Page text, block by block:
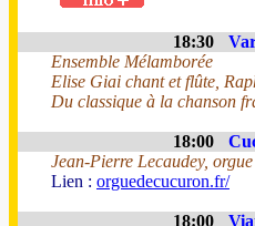
18:30
Ensemble Mélamborée
Elise Giai chant et flûte,
Du classique à la chanson
18:00
Jean-Pierre Lecaudey, orgue
Lien : orguedecucuron.fr/
18:00